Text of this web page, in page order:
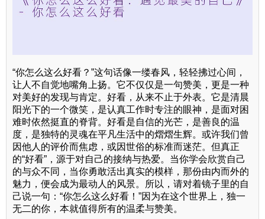
“你怎么这么好看？”这句话像一缕春风，轻轻拂过心间，
让人不自觉地嘴角上扬。它不仅仅是一句赞美，更是一种
对美好的发现与肯定。好看，从来不止于外表。它是清晨
阳光下的一个微笑，是认真工作时专注的眼神，是面对困
难时依然挺直的脊背。好看是自信的光芒，是善良的温
度，是独特的灵魂在平凡生活中的熠熠生辉。或许我们曾
因他人的评价而焦虑，或因世俗的标准而迷茫。但真正
的“好看”，源于对自己的接纳与热爱。当你学会欣赏自己
的与众不同，当你勇敢活出真实的模样，那份由内而外的
魅力，便会成为最动人的风景。所以，请对着镜子里的自
己说一句：“你怎么这么好看！”因为在这个世界上，独一
无二的你，本就值得所有的温柔与赞美。